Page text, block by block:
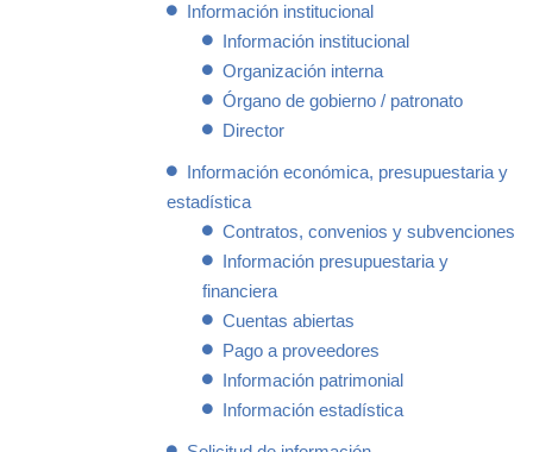
Información institucional
Información institucional
Organización interna
Órgano de gobierno / patronato
Director
Información económica, presupuestaria y
estadística
Contratos, convenios y subvenciones
Información presupuestaria y
financiera
Cuentas abiertas
Pago a proveedores
Información patrimonial
Información estadística